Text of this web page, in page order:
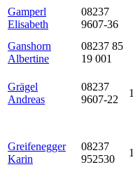
Gamperl
Elisabeth
08237
9607-36
Ganshorn
Albertine
08237 85
19 001
Grägel
Andreas
08237
9607-22
Greifenegger
Karin
08237
952530